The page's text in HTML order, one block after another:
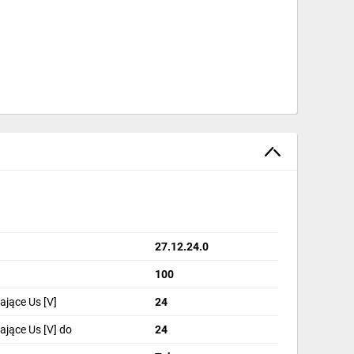
wymagane staje się dobezpieczenie silnika za
27.12.24.0
100
Us [V] 24
Us [V] do 24